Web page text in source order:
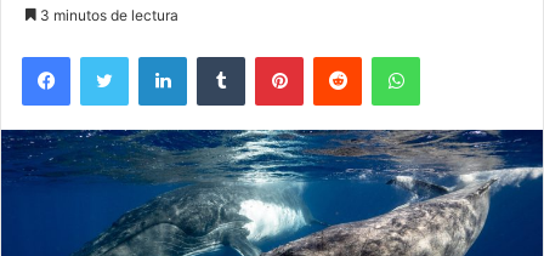
3 minutos de lectura
FacebookTwitter LinkedInTumblr PinterestReddit WhatsApp